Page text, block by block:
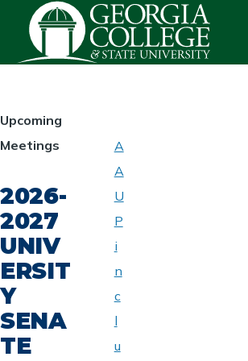
Skip to main content
HOMEPAGE
Upcoming
Meetings
2026-
2027
UNIV
ERSIT
Y
SENA
TE
UNIVERSITY
SENATE
A
A
U
P
i
n
c
l
u